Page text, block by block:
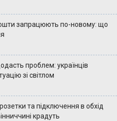
запрацюють по-новому: що
проблем: українців
зі світлом
та підключення в обхід
крадуть